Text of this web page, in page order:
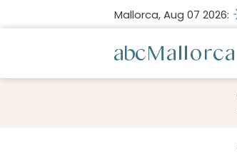
Mallorca, Aug 07 2026: